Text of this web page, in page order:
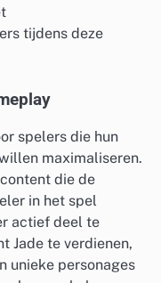
tijdens deze
spelers die hun
maximaliseren.
die de
in het spel
actief deel te
Jade te verdienen,
unieke personages